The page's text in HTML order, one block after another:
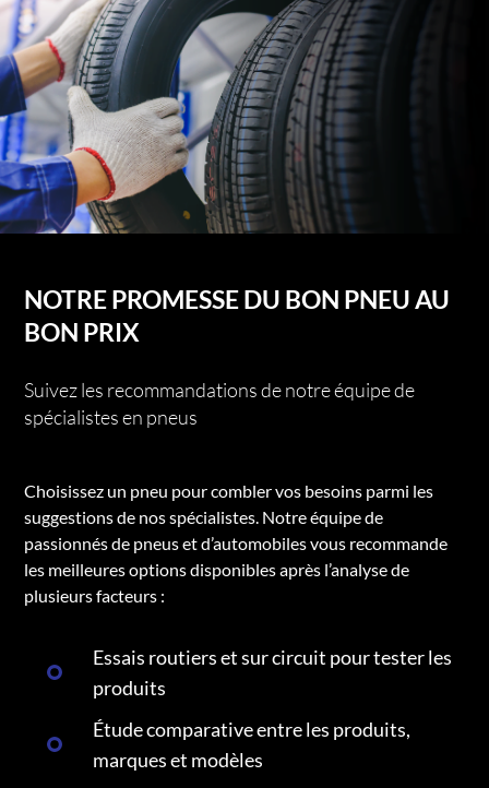
NOTRE PROMESSE DU BON PNEU AU
BON PRIX
Suivez les recommandations de notre équipe de
spécialistes en pneus
Choisissez un pneu pour combler vos besoins parmi les
suggestions de nos spécialistes. Notre équipe de
passionnés de pneus et d’automobiles vous recommande
les meilleures options disponibles après l’analyse de
plusieurs facteurs :
Essais routiers et sur circuit pour tester les
produits
Étude comparative entre les produits,
marques et modèles